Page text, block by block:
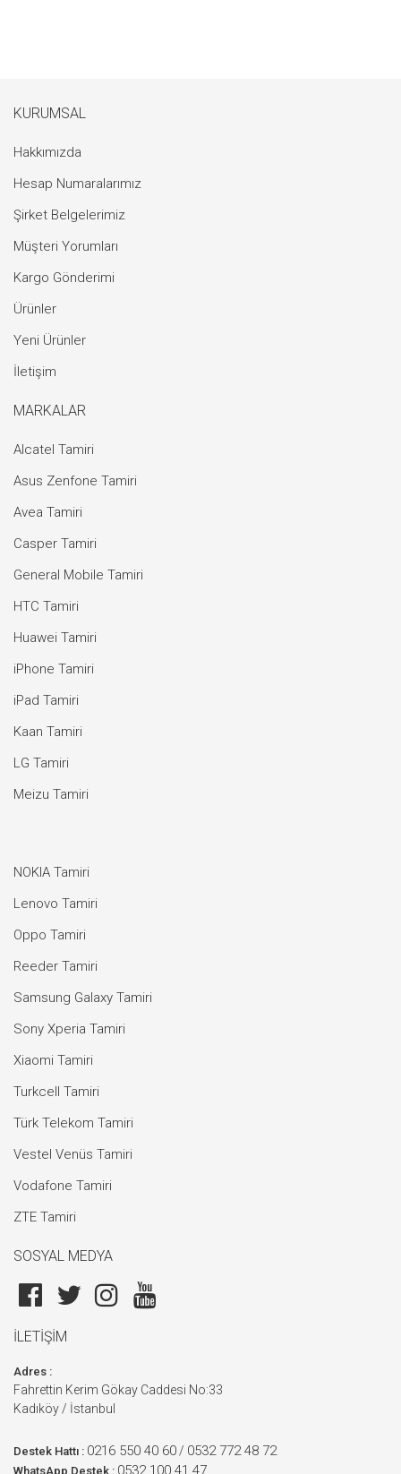
KURUMSAL
Hakkımızda
Hesap Numaralarımız
Şirket Belgelerimiz
Müşteri Yorumları
Kargo Gönderimi
Ürünler
Yeni Ürünler
İletişim
MARKALAR
Alcatel Tamiri
Asus Zenfone Tamiri
Avea Tamiri
Casper Tamiri
General Mobile Tamiri
HTC Tamiri
Huawei Tamiri
iPhone Tamiri
iPad Tamiri
Kaan Tamiri
LG Tamiri
Meizu Tamiri
NOKIA Tamiri
Lenovo Tamiri
Oppo Tamiri
Reeder Tamiri
Samsung Galaxy Tamiri
Sony Xperia Tamiri
Xiaomi Tamiri
Turkcell Tamiri
Türk Telekom Tamiri
Vestel Venüs Tamiri
Vodafone Tamiri
ZTE Tamiri
SOSYAL MEDYA
İLETİŞİM
Adres :
Fahrettin Kerim Gökay Caddesi No:33
Kadıköy / İstanbul
Destek Hattı : 0216 550 40 60 / 0532 772 48 72
WhatsApp Destek : 0532 100 41 47